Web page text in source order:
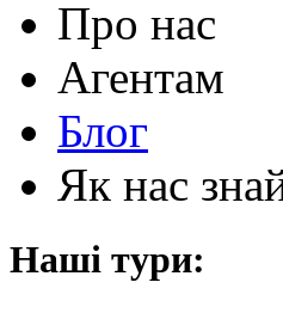
Про нас
Агентам
Блог
Як нас
Наші тури: